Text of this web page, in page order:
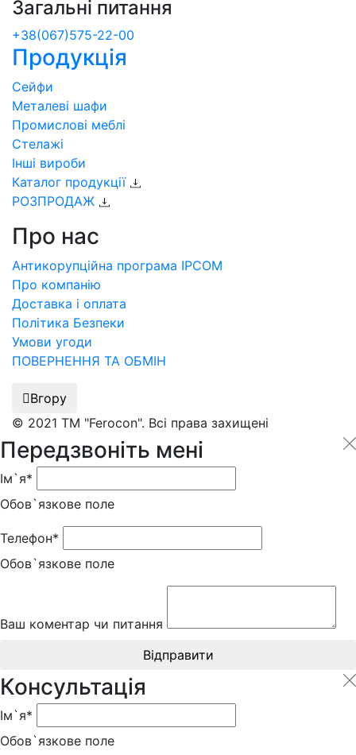
Загальні питання
+38(067)575-22-00
Продукція
Сейфи
Металеві шафи
Промислові меблі
Стелажі
Інші вироби
Каталог продукції
РОЗПРОДАЖ
Про нас
Антикорупційна програма IPCOM
Про компанію
Доставка і оплата
Політика Безпеки
Умови угоди
ПОВЕРНЕННЯ ТА ОБМІН
Вгору
© 2021 ТМ "Ferocon". Всі права захищені
Передзвоніть мені
Ім`я*
Обов`язкове поле
Телефон*
Обов`язкове поле
Ваш коментар чи питання
Відправити
Консультація
Ім`я*
Обов`язкове поле